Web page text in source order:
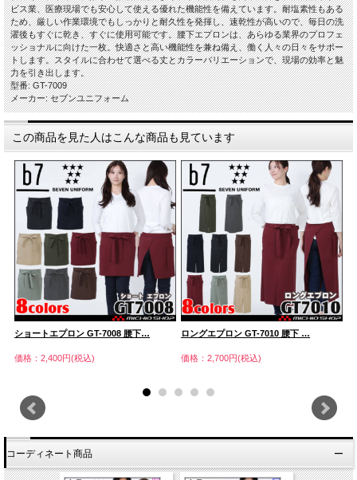
ビス業、医療現場でも安心して使える優れた機能性を備えています。耐塩素性もある
ため、厳しい作業環境でもしっかりと耐久性を発揮し、速乾性が高いので、毎日の洗
濯後もすぐに乾き、すぐに使用可能です。腰下エプロンは、あらゆる業界のプロフェ
ッショナルに向けた一枚。快適さと高い機能性を兼ね備え、働く人々の日々をサポー
トします。スタイルに合わせて選べる丈とカラーバリエーションで、現場の効率と魅
力を引き出します。
型番: GT-7009
メーカー: セブンユニフォーム
この商品を見た人はこんな商品も見ています
ショートエプロン GT-7008 腰下…
価格：2,400円(税込)
ロングエプロン GT-7010 腰下 …
価格：2,700円(税込)
コーディネート商品